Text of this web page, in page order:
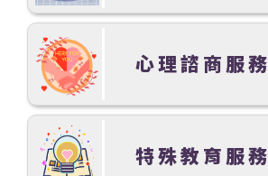
心理諮商服務
特殊教育服務